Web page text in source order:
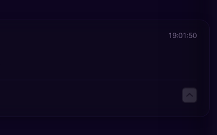
19:01:50